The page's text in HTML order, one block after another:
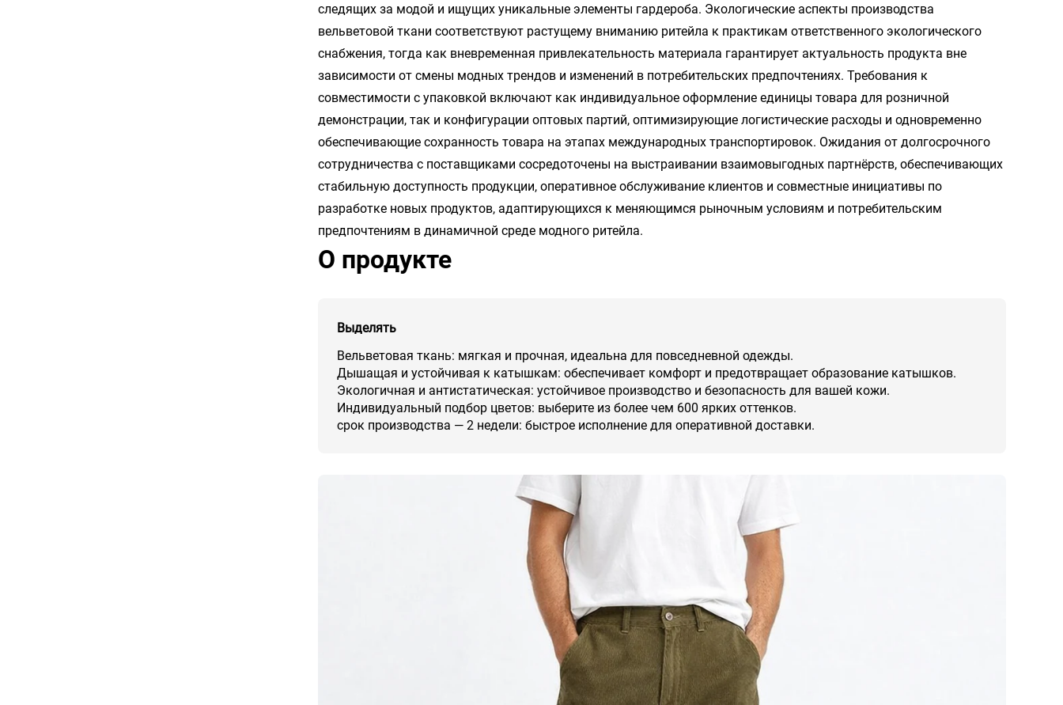
следящих за модой и ищущих уникальные элементы гардероба. Экологические аспекты производства
вельветовой ткани соответствуют растущему вниманию ритейла к практикам ответственного экологического
снабжения, тогда как вневременная привлекательность материала гарантирует актуальность продукта вне
зависимости от смены модных трендов и изменений в потребительских предпочтениях. Требования к
совместимости с упаковкой включают как индивидуальное оформление единицы товара для розничной
демонстрации, так и конфигурации оптовых партий, оптимизирующие логистические расходы и одновременно
обеспечивающие сохранность товара на этапах международных транспортировок. Ожидания от долгосрочного
сотрудничества с поставщиками сосредоточены на выстраивании взаимовыгодных партнёрств, обеспечивающих
стабильную доступность продукции, оперативное обслуживание клиентов и совместные инициативы по
разработке новых продуктов, адаптирующихся к меняющимся рыночным условиям и потребительским
предпочтениям в динамичной среде модного ритейла.
О продукте
Выделять
Вельветовая ткань: мягкая и прочная, идеальна для повседневной одежды.
Дышащая и устойчивая к катышкам: обеспечивает комфорт и предотвращает образование катышков.
Экологичная и антистатическая: устойчивое производство и безопасность для вашей кожи.
Индивидуальный подбор цветов: выберите из более чем 600 ярких оттенков.
срок производства — 2 недели: быстрое исполнение для оперативной доставки.